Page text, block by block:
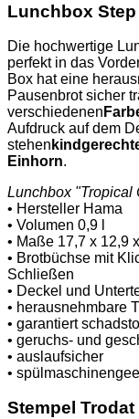
Lunchbox
Die hochwertige
perfekt in das
Box hat eine
Pausenbrot sicher
verschiedenen
Aufdruck auf dem
stehen
Einhorn.
Lunchbox "Tropical
• Hersteller Hama
• Volumen 0,9 l
• Maße 17,7 x 12,9
• Brotbüchse mit
Schließen
• Deckel und
• herausnehmbare
• garantiert
• geruchs- und
• auslaufsicher
•
Stempel Trodat